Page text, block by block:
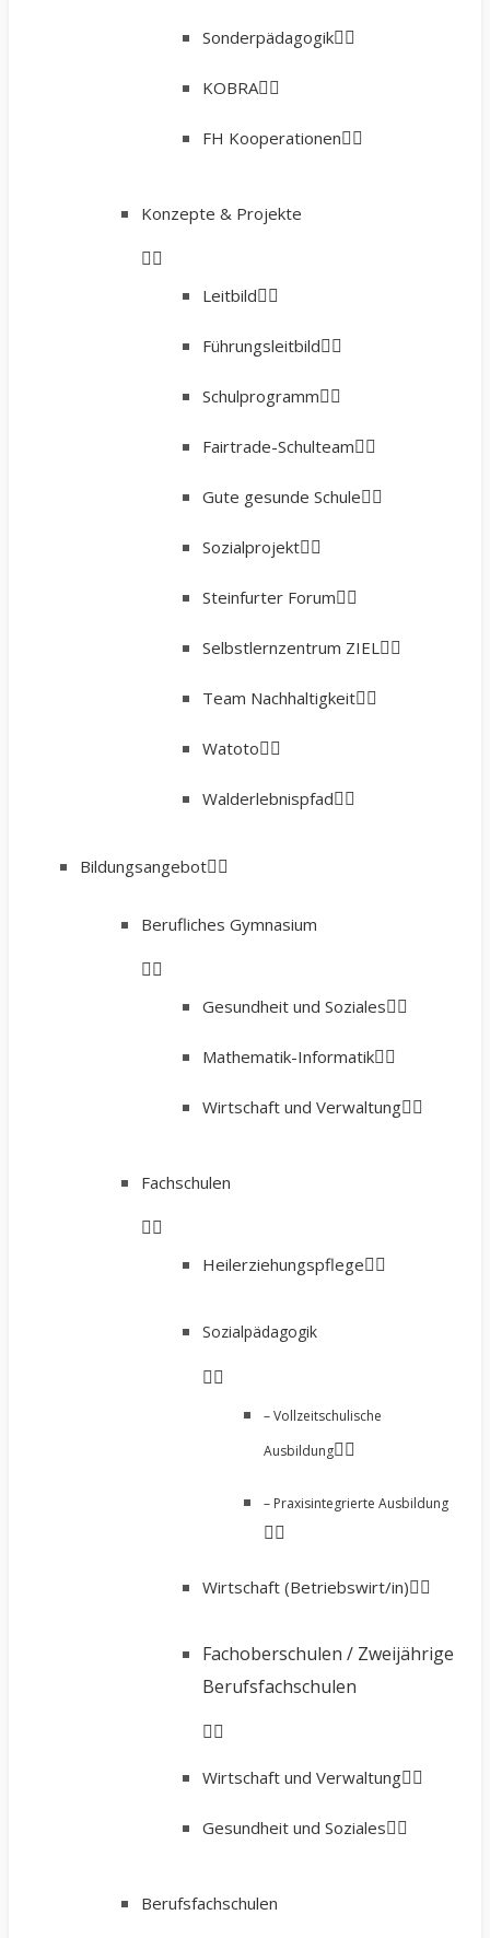
Sonderpädagogik
KOBRA
FH Kooperationen
Konzepte & Projekte
Leitbild
Führungsleitbild
Schulprogramm
Fairtrade-Schulteam
Gute gesunde Schule
Sozialprojekt
Steinfurter Forum
Selbstlernzentrum ZIEL
Team Nachhaltigkeit
Watoto
Walderlebnispfad
Bildungsangebot
Berufliches Gymnasium
Gesundheit und Soziales
Mathematik-Informatik
Wirtschaft und Verwaltung
Fachschulen
Heilerziehungspflege
Sozialpädagogik
– Vollzeitschulische
Ausbildung
– Praxisintegrierte Ausbildung
Wirtschaft (Betriebswirt/in)
Fachoberschulen / Zweijährige
Berufsfachschulen
Wirtschaft und Verwaltung
Gesundheit und Soziales
Berufsfachschulen